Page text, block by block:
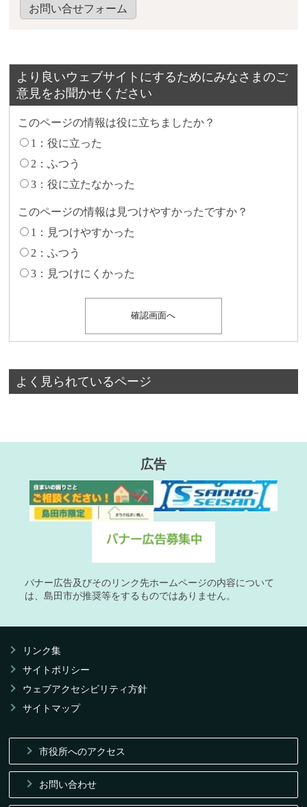
お問い合せフォーム
より良いウェブサイトにするためにみなさまのご
意見をお聞かせください
このページの情報は役に立ちましたか？
1：役に立った
2：ふつう
3：役に立たなかった
このページの情報は見つけやすかったですか？
1：見つけやすかった
2：ふつう
3：見つけにくかった
よく見られているページ
広告
バナー広告及びそのリンク先ホームページの内容について
は、島田市が推奨等をするものではありません。
リンク集
サイトポリシー
ウェブアクセシビリティ方針
サイトマップ
市役所へのアクセス
お問い合わせ